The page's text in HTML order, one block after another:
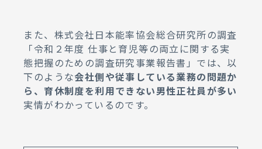
また、株式会社日本能率協会総合研究所の調査
「令和２年度 仕事と育児等の両立に関する実
態把握のための調査研究事業報告書」では、以
下のような会社側や従事している業務の問題か
ら、育休制度を利用できない男性正社員が多い
実情がわかっているのです。